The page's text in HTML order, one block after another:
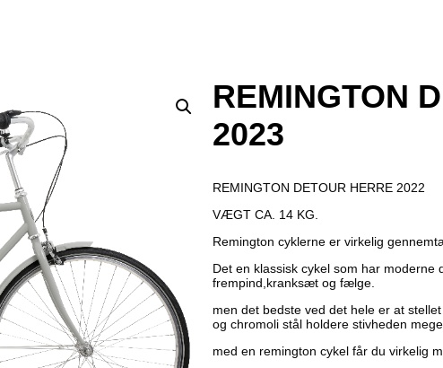
REMINGTON
2023
REMINGTON DETOUR HERRE 2022
VÆGT CA. 14 KG.
Remington cyklerne er virkelig
Det en klassisk cykel som har
frempind,kranksæt og fælge.
men det bedste ved det hele er at
og chromoli stål holdere stivheden
med en remington cykel får du virkelig